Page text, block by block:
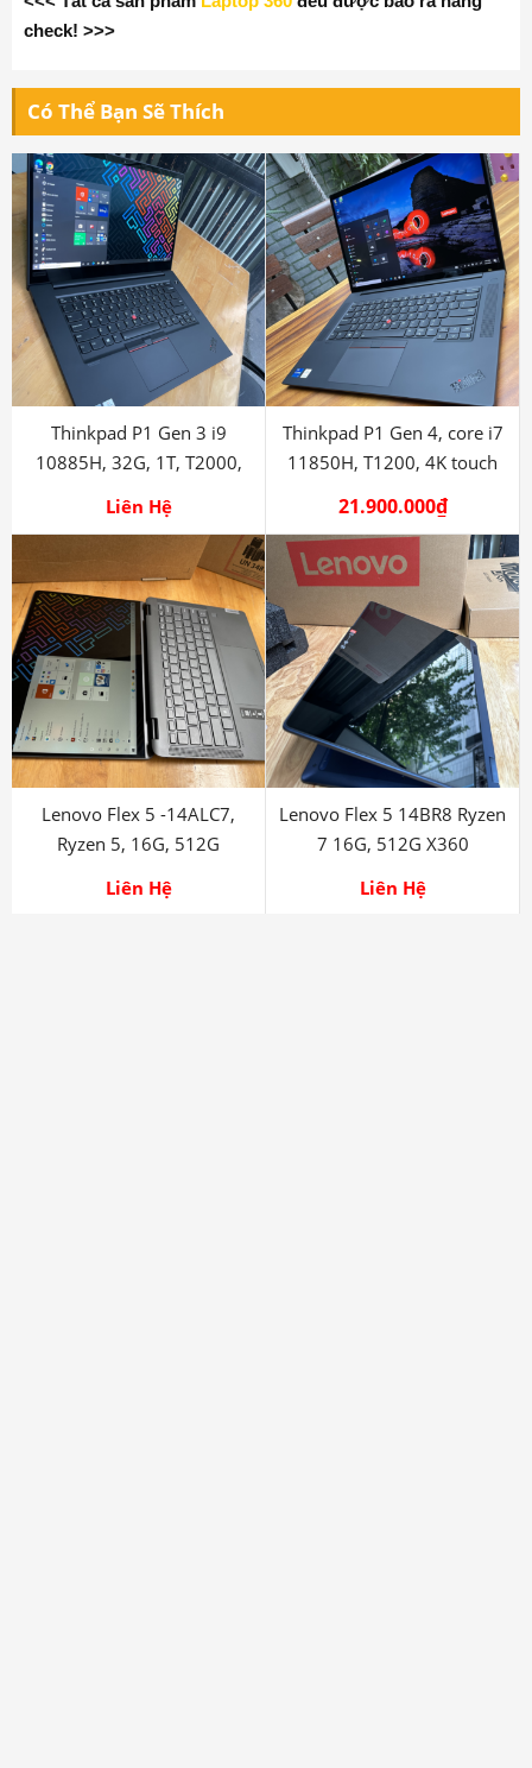
check! >>>
Có Thể Bạn Sẽ Thích
Thinkpad P1 Gen 3 i9
10885H, 32G, 1T, T2000,
Liên Hệ
Thinkpad P1 Gen 4, core i7
11850H, T1200, 4K touch
21.900.000₫
Lenovo Flex 5 -14ALC7,
Ryzen 5, 16G, 512G
Liên Hệ
Lenovo Flex 5 14BR8 Ryzen
7 16G, 512G X360
Liên Hệ